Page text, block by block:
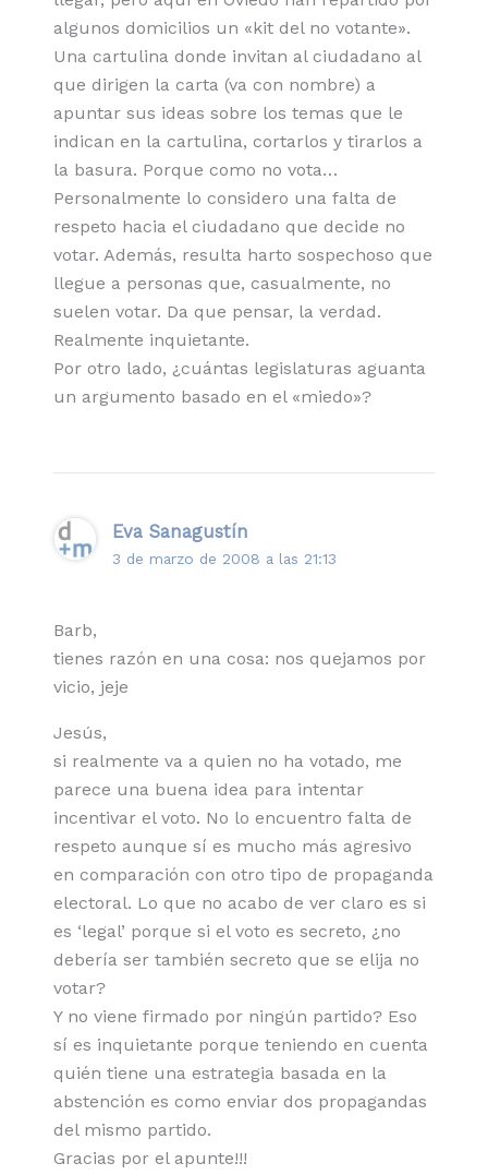
algunos domicilios un «kit del no votante».
Una cartulina donde invitan al ciudadano al
que dirigen la carta (va con nombre) a
apuntar sus ideas sobre los temas que le
indican en la cartulina, cortarlos y tirarlos a
la basura. Porque como no vota…
Personalmente lo considero una falta de
respeto hacia el ciudadano que decide no
votar. Además, resulta harto sospechoso que
llegue a personas que, casualmente, no
suelen votar. Da que pensar, la verdad.
Realmente inquietante.
Por otro lado, ¿cuántas legislaturas aguanta
un argumento basado en el «miedo»?
Eva Sanagustín
3 de marzo de 2008 a las 21:13
Barb,
tienes razón en una cosa: nos quejamos por
vicio, jeje
Jesús,
si realmente va a quien no ha votado, me
parece una buena idea para intentar
incentivar el voto. No lo encuentro falta de
respeto aunque sí es mucho más agresivo
en comparación con otro tipo de propaganda
electoral. Lo que no acabo de ver claro es si
es ‘legal’ porque si el voto es secreto, ¿no
debería ser también secreto que se elija no
votar?
Y no viene firmado por ningún partido? Eso
sí es inquietante porque teniendo en cuenta
quién tiene una estrategia basada en la
abstención es como enviar dos propagandas
del mismo partido.
Gracias por el apunte!!!